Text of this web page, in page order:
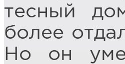
тесный
более
Но он